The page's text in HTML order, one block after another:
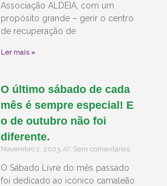
Associação ALDEIA, com um
propósito grande – gerir o centro
de recuperação de
Ler mais »
O último sábado de cada
mês é sempre especial! E
o de outubro não foi
diferente.
Novembro 1, 2023 Sem comentários
O Sábado Livre do mês passado
foi dedicado ao icónico camaleão